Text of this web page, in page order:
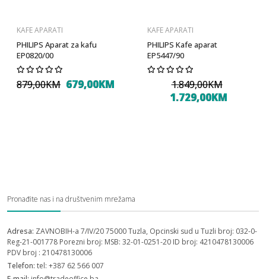
KAFE APARATI
PHILIPS Aparat za kafu
EP0820/00
879,00KM 679,00KM
KAFE APARATI
PHILIPS Kafe aparat
EP5447/90
1.849,00KM
1.729,00KM
Pronađite nas i na društvenim mrežama
Adresa: ZAVNOBIH-a 7/IV/20 75000 Tuzla, Opcinski sud u Tuzli broj: 032-0-
Reg-21-001778 Porezni broj: MSB: 32-01-0251-20 ID broj: 4210478130006
PDV broj : 210478130006
Telefon: tel: +387 62 566 007